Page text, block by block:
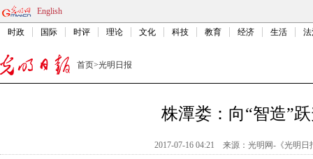
English
时政 国际 时评 理论 文化 科技 教育 经济 生活
首页>光明日报
株潭娄：向“智造”
2017-07-16 04:21 来源： 光明网-《光明日